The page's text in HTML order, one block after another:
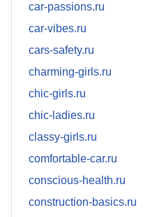
car-passions.ru
car-vibes.ru
cars-safety.ru
charming-girls.ru
chic-girls.ru
chic-ladies.ru
classy-girls.ru
comfortable-car.ru
conscious-health.ru
construction-basics.ru